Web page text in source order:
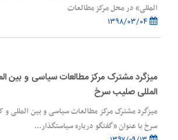
المللی» در محل مرکز مطالعات
میزگرد مشترک مرکز مطالعات سیاسی و بین
المللی صلیب سرخ
میزگرد مشترک مرکز مطالعات سیاسی و بین المللی و
سرخ با عنوان «گفتگو درباره سیاستگذار...